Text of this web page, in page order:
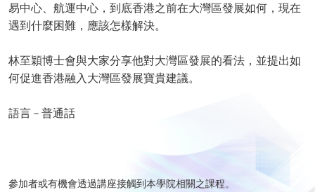
易中心、航運中心，到底香港之前在大灣區發展如何，現在
遇到什麼困難，應該怎樣解決。
林至穎博士會與大家分享他對大灣區發展的看法，並提出如
何促進香港融入大灣區發展寶貴建議。
語言 – 普通話
參加者或有機會透過講座接觸到本學院相關之課程。